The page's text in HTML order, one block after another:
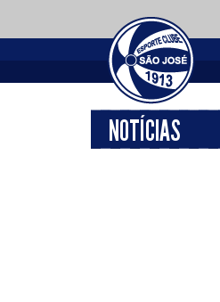
NOTÍCIAS